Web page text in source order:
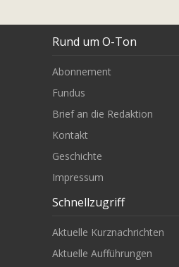
Rund um O-Ton
Abonnement
Fundus
Brief an die Redaktion
Kontakt
Geschichte
Impressum
Schnellzugriff
Aktuelle Kurznachrichten
Aktuelle Aufführungen